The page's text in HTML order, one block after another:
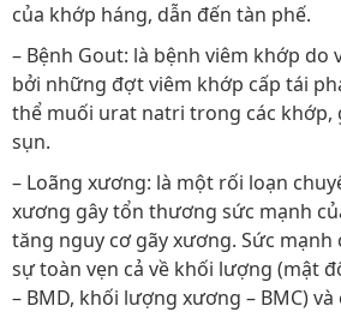
của khớp háng, dẫn đến tàn phế.
– Bệnh Gout: là bệnh viêm khớp
bởi những đợt viêm khớp cấp tái
thể muối urat natri trong các khớp,
sụn.
– Loãng xương: là một rối loạn
xương gây tổn thương sức mạnh
tăng nguy cơ gãy xương. Sức
sự toàn vẹn cả về khối lượng (mật
– BMD, khối lượng xương – BMC)